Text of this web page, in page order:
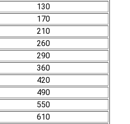
130
170
210
260
290
360
420
490
550
610